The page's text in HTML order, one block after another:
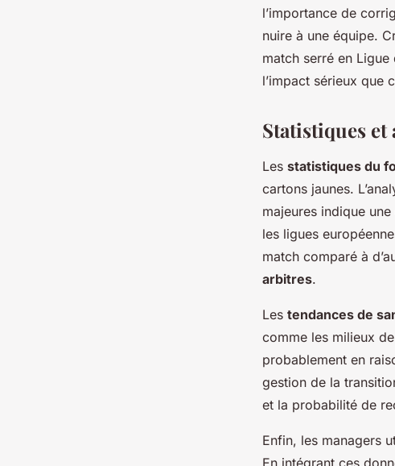
l’importance de
nuire à une équipe.
match serré en
l’impact sérieux que
Statistiques et
Les statistiques du
cartons jaunes.
majeures indique
les ligues
match comparé à
arbitres.
Les tendances de
comme les milieux
probablement en
gestion de la
et la probabilité de
Enfin, les managers